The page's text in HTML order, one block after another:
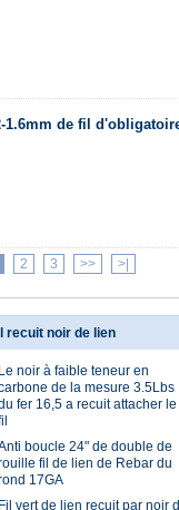
1.6mm de fil
2 3 >> >|
recuit noir de lien
Le noir à faible teneur en
de la mesure 3.5Lbs
fer 16,5 a recuit attacher le
boucle 24" de double de
fil de lien de Rebar du
17GA
Fil vert de lien recuit par noir